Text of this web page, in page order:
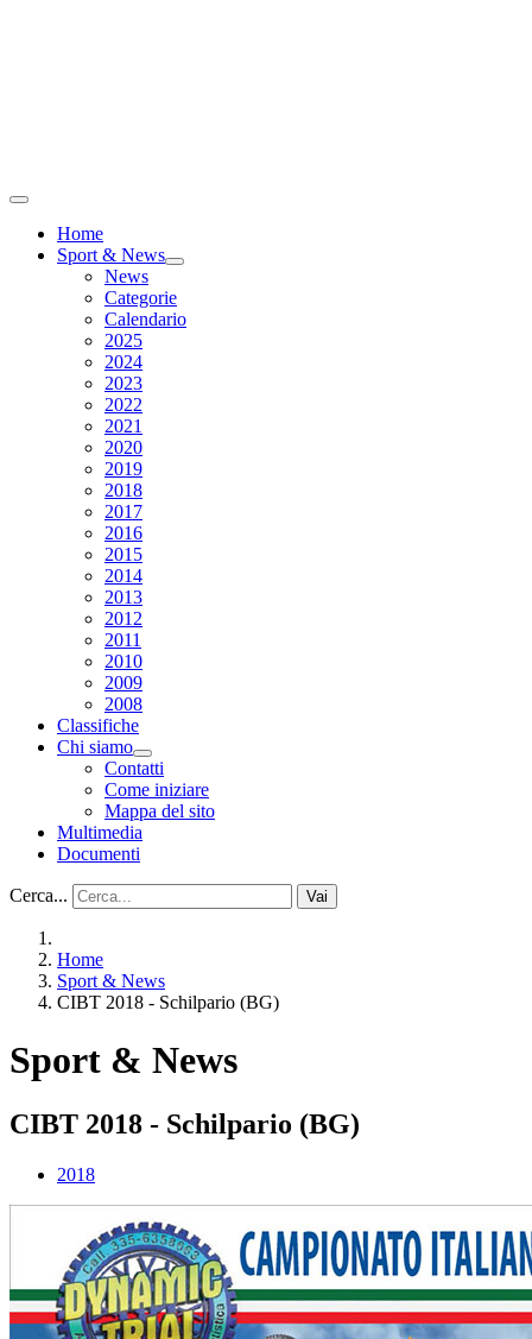
Home
Sport & News
News
Categorie
Calendario
2025
2024
2023
2022
2021
2020
2019
2018
2017
2016
2015
2014
2013
2012
2011
2010
2009
2008
Classifiche
Chi siamo
Contatti
Come iniziare
Mappa del sito
Multimedia
Documenti
Cerca... Vai
Home
Sport & News
CIBT 2018 - Schilpario (BG)
Sport & News
CIBT 2018 - Schilpario (BG)
2018